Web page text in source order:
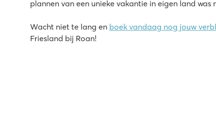
plannen van een unieke vakantie in eigen land
Wacht niet te lang en boek vandaag nog jouw
Friesland bij Roan!